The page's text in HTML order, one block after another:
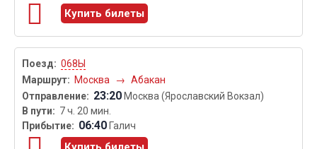
Купить билеты
068Ы
Москва
→ Абакан
23:20 Москва (Ярославский Вокзал)
7 ч. 20 мин.
06:40 Галич